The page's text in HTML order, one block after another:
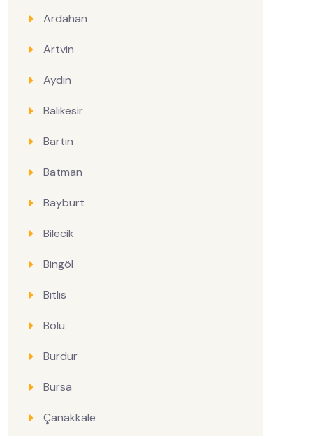
Ardahan
Artvin
Aydın
Balıkesir
Bartın
Batman
Bayburt
Bilecik
Bingöl
Bitlis
Bolu
Burdur
Bursa
Çanakkale